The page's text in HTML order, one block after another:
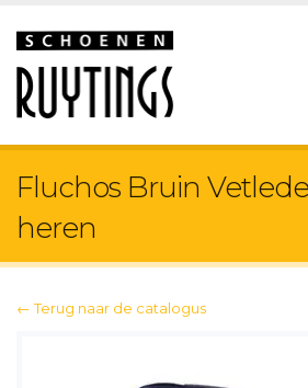
Fluchos Bruin
heren
← Terug naar de catalogus